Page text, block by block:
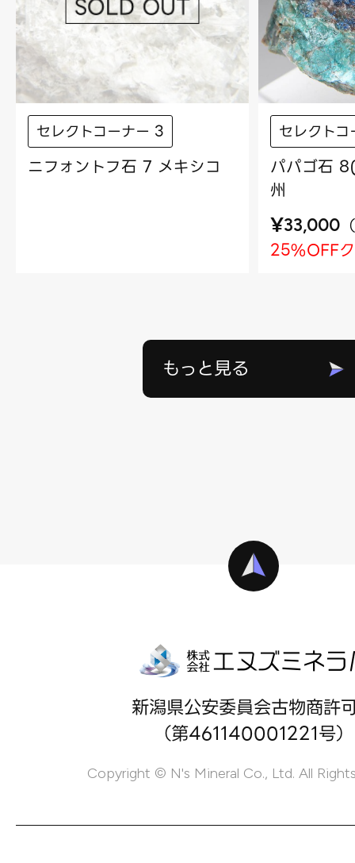
セレクトコーナー 3
ニフォントフ石 7 メキシコ
セレクト
パパゴ石
州
¥33,000 （
25%OFF
もっと見る
新潟県公安委員会古物商許
（第461140001221号）
Copyright © N's Mineral Co., Ltd. All